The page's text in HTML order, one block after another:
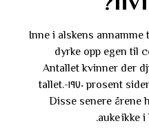
Inne i alskens
dyrke opp egen til
Antallet kvinner der
redusert addert anslagsvis ٥٠ prosent siden ١٩٧٠-tallet.
Disse senere
auke ikke